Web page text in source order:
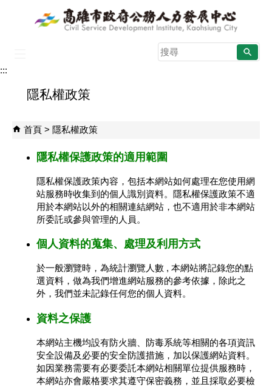
跳到主要內容區塊
搜
尋
:::
隱私權政策
首頁 隱私權政策
隱私權保護政策的適用範圍
隱私權保護政策內容，包括本網站如何處理在您使用網
站服務時收集到的個人識別資料。隱私權保護政策不適
用於本網站以外的相關連結網站，也不適用於非本網站
所委託或參與管理的人員。
個人資料的蒐集、處理及利用方式
於一般瀏覽時，為統計瀏覽人數 , 本網站將記錄您的點
選資料，做為我們增進網站服務的參考依據，除此之
外，我們並未記錄任何您的個人資料。
資料之保護
本網站主機均設有防火牆、防毒系統等相關的各項資訊
安全設備及必要的安全防護措施，加以保護網站資料。
如因業務需要有必要委託本網站相關單位提供服務時，
本網站亦會嚴格要求其遵守保密義務，並且採取必要檢